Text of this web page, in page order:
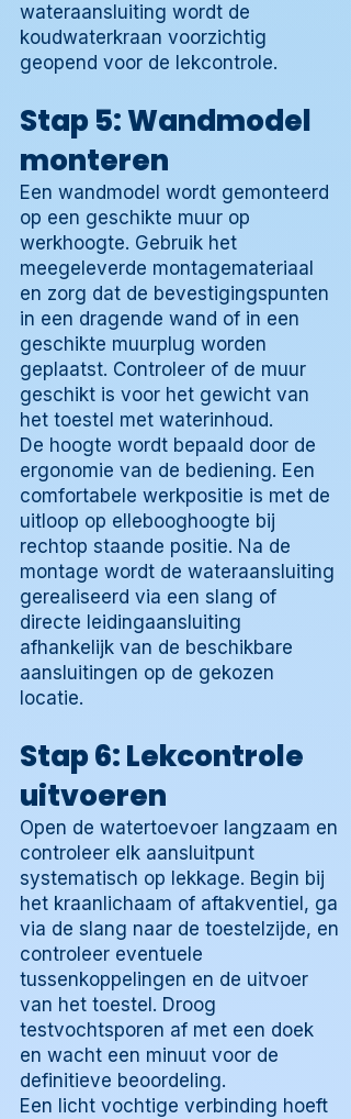
wateraansluiting wordt de
koudwaterkraan voorzichtig
geopend voor de lekcontrole.
Stap 5: Wandmodel
monteren
Een wandmodel wordt gemonteerd
op een geschikte muur op
werkhoogte. Gebruik het
meegeleverde montagemateriaal
en zorg dat de bevestigingspunten
in een dragende wand of in een
geschikte muurplug worden
geplaatst. Controleer of de muur
geschikt is voor het gewicht van
het toestel met waterinhoud.
De hoogte wordt bepaald door de
ergonomie van de bediening. Een
comfortabele werkpositie is met de
uitloop op ellebooghoogte bij
rechtop staande positie. Na de
montage wordt de wateraansluiting
gerealiseerd via een slang of
directe leidingaansluiting
afhankelijk van de beschikbare
aansluitingen op de gekozen
locatie.
Stap 6: Lekcontrole
uitvoeren
Open de watertoevoer langzaam en
controleer elk aansluitpunt
systematisch op lekkage. Begin bij
het kraanlichaam of aftakventiel, ga
via de slang naar de toestelzijde, en
controleer eventuele
tussenkoppelingen en de uitvoer
van het toestel. Droog
testvochtsporen af met een doek
en wacht een minuut voor de
definitieve beoordeling.
Een licht vochtige verbinding hoeft